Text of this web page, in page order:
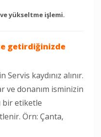
yükseltme işlemi.
getirdiğinizde
Servis kaydınız alınır.
ve donanım isminizin
bir etiketle
Örn: Çanta,